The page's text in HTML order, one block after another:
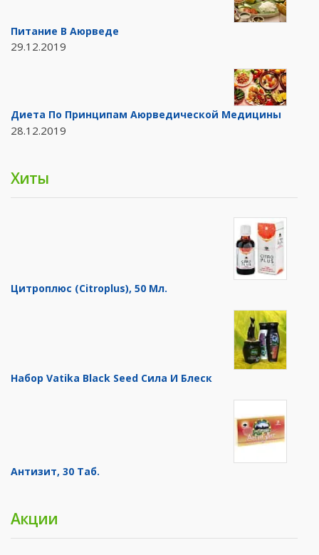
Питание В Аюрведе
29.12.2019
Диета По Принципам Аюрведической Медицины
28.12.2019
Хиты
Цитроплюс (Citroplus), 50 Мл.
Набор Vatika Black Seed Сила И Блеск
Антизит, 30 Таб.
Акции